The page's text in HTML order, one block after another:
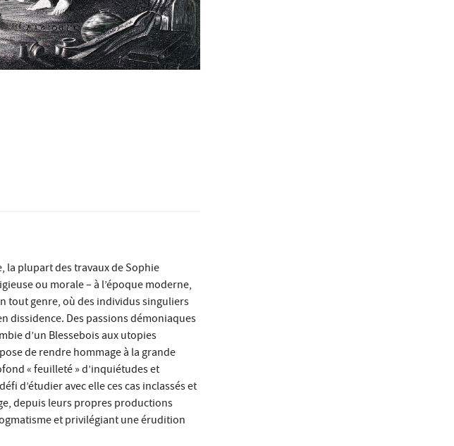
la plupart des travaux de Sophie
ou morale – à l’époque moderne,
tout genre, où des individus singuliers
dissidence. Des passions démoniaques
d’un Blessebois aux utopies
de rendre hommage à la grande
« feuilleté » d’inquiétudes et
d’étudier avec elle ces cas inclassés et
depuis leurs propres productions
et privilégiant une érudition